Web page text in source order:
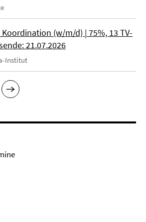
(w/m/d) | 75%, 13 TV-
21.07.2026
Institut